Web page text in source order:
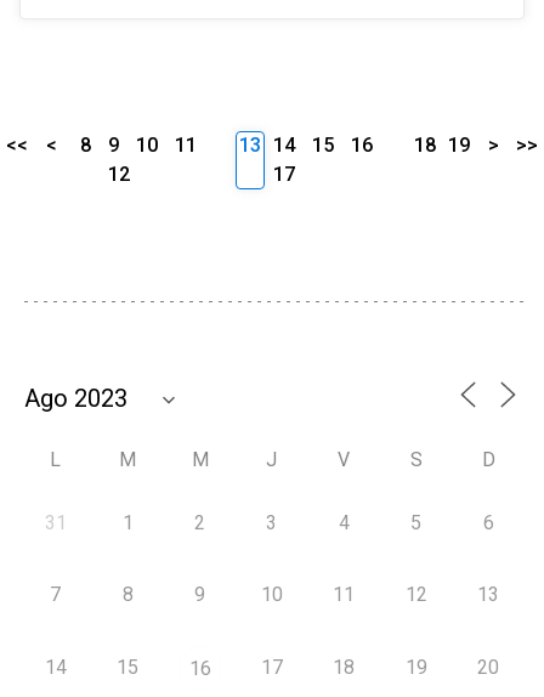
<< < 8 9 10
11
12
13 14 15
16
17
18 19 > >>
L M M J V S D
31 1 2 3 4 5 6
7 8 9 10 11 12 13
14 15 16 17 18 19 20